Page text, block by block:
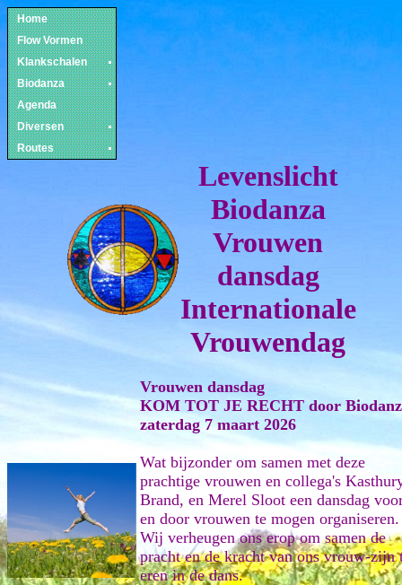
Home
Flow Vormen
Klankschalen
Biodanza
Agenda
Diversen
Routes
Levenslicht
Biodanza
Vrouwen
dansdag
Internationale
Vrouwendag
Vrouwen dansdag
KOM TOT JE RECHT door
zaterdag 7 maart 2026
Wat bijzonder om samen met deze
prachtige vrouwen en collega's
Brand, en Merel Sloot een dansdag
en door vrouwen te mogen organiseren.
Wij verheugen ons erop om samen de
pracht en de kracht van ons vrouw-zijn
eren in de dans.